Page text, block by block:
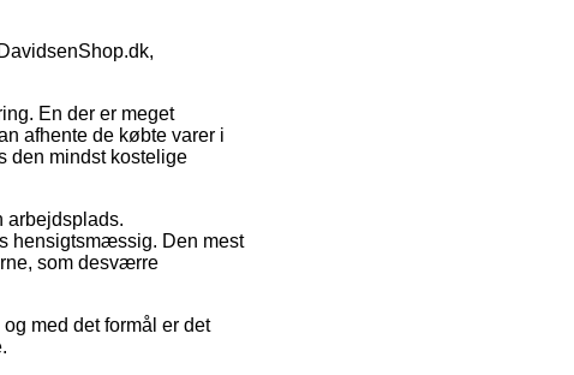
En der er meget
afhente de købte varer i
den mindst kostelige
arbejdsplads.
hensigtsmæssig. Den mest
som desværre
med det formål er det